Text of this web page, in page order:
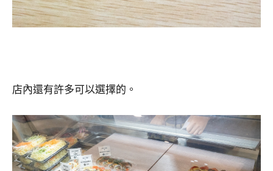
店內還有許多可以選擇的。